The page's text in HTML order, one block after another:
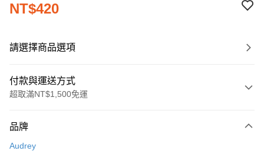
NT$420
請選擇商品選項
付款與運送方式
超取滿NT$1,500免運
信用卡一次付款
品牌
Audrey